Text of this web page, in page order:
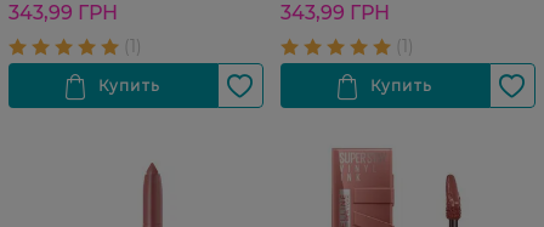
343,99 ГРН 343,99 ГРН